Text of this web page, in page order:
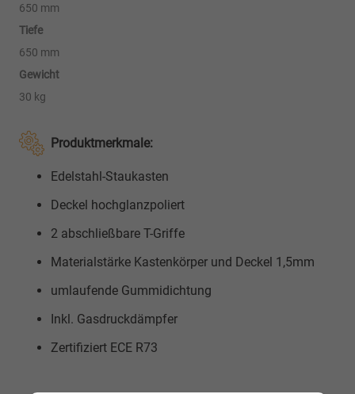
650 mm
Tiefe
650 mm
Gewicht
30 kg
Produktmerkmale:
Edelstahl-Staukasten
Deckel hochglanzpoliert
2 abschließbare T-Griffe
Materialstärke Kastenkörper und Deckel 1,5mm
umlaufende Gummidichtung
Inkl. Gasdruckdämpfer
Zertifiziert ECE R73